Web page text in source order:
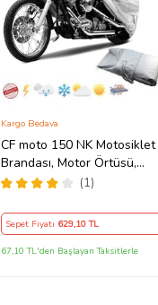
CF moto 150 NK Motosiklet
Brandası, Motor Örtüsü,
Çadır
(1)
Kargo Bedava
Sepet Fiyatı 629,10 TL
67,10 TL'den Başlayan Taksitlerle